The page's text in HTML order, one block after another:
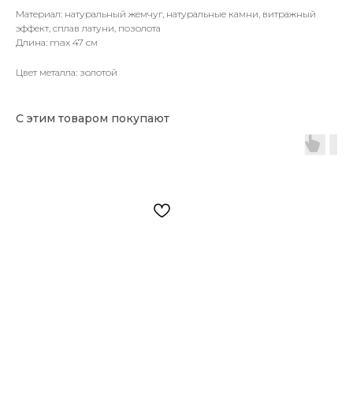
Материал: натуральный жемчуг, натуральные камни, витражный
эффект, сплав латуни, позолота
Длина: max 47 см
Цвет металла: золотой
С этим товаром покупают